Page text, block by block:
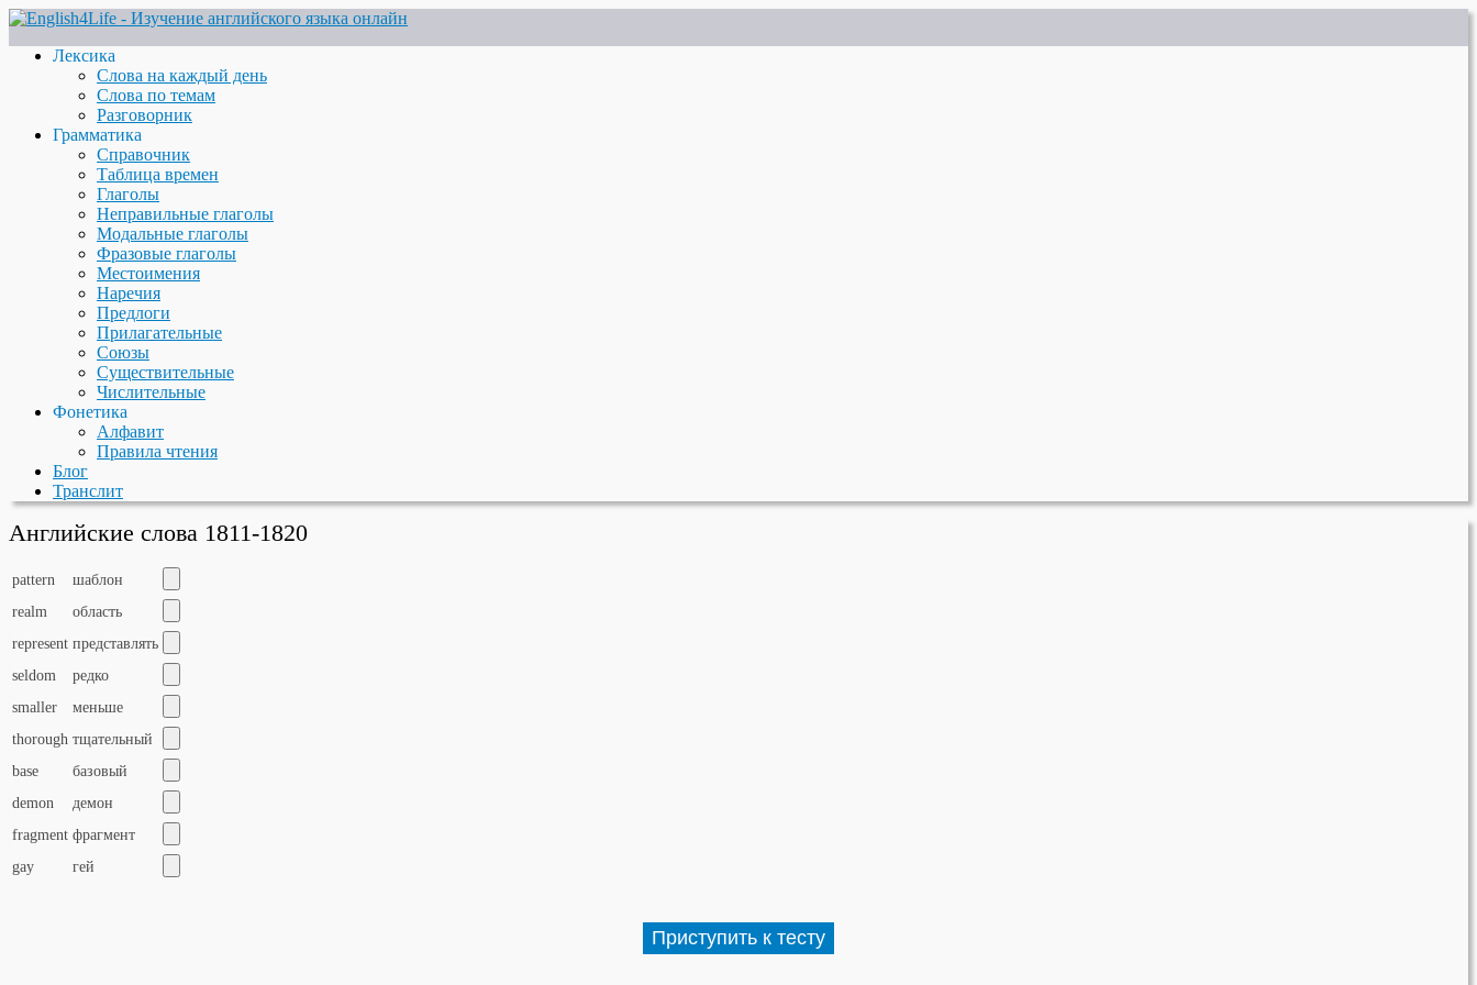
Лексика
Слова на каждый день
Слова по темам
Разговорник
Грамматика
Справочник
Таблица времен
Глаголы
Неправильные глаголы
Модальные глаголы
Фразовые глаголы
Местоимения
Наречия
Предлоги
Прилагательные
Союзы
Существительные
Числительные
Фонетика
Алфавит
Правила чтения
Блог
Транслит
Английские слова 1811-1820
pattern
шаблон
realm
область
represent представлять
seldom
редко
smaller
меньше
thorough тщательный
base
базовый
demon
демон
fragment фрагмент
gay
гей
Приступить к тесту